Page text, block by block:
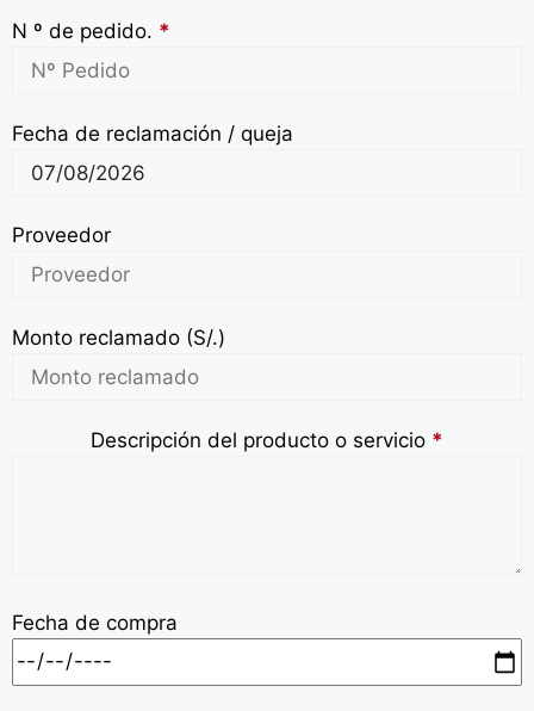
N º de pedido. *
Fecha de reclamación / queja
Proveedor
Monto reclamado (S/.)
Descripción del producto o servicio *
Fecha de compra